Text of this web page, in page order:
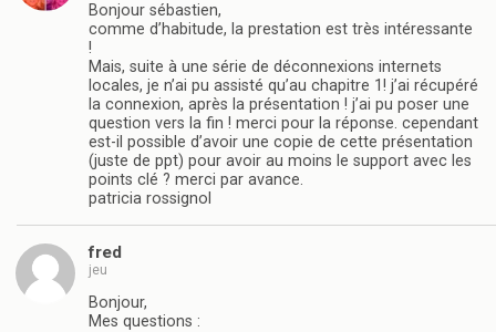
Bonjour sébastien,
comme d’habitude, la prestation est très intéressante
!
Mais, suite à une série de déconnexions internets
locales, je n’ai pu assisté qu’au chapitre 1! j’ai récupéré
la connexion, après la présentation ! j’ai pu poser une
question vers la fin ! merci pour la réponse. cependant
est-il possible d’avoir une copie de cette présentation
(juste de ppt) pour avoir au moins le support avec les
points clé ? merci par avance.
patricia rossignol
fred
jeu
Bonjour,
Mes questions :